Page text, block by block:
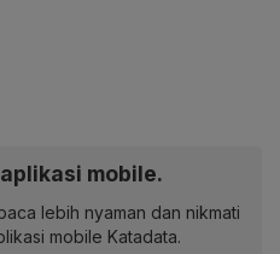
mobile.
lebih nyaman dan nikmati
mobile Katadata.